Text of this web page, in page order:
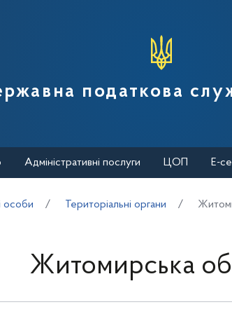
податкової служби
податкова
Адміністративні послуги ЦОП Е-
особи Територіальні органи
Житомирська